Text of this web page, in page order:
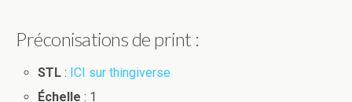
Préconisations de print :
STL : ICI sur thingiverse
Échelle : 1